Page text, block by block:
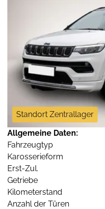
Standort Zentrallager
Allgemeine Daten:
Fahrzeugtyp
Karosserieform
Erst-Zul.
Getriebe
Kilometerstand
Anzahl der Türen